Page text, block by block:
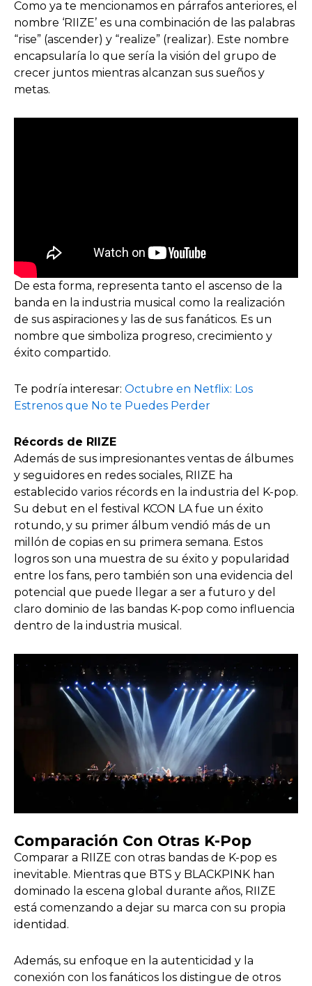
Como ya te mencionamos en párrafos anteriores, el
nombre ‘RIIZE’ es una combinación de las palabras
“rise” (ascender) y “realize” (realizar). Este nombre
encapsularía lo que sería la visión del grupo de
crecer juntos mientras alcanzan sus sueños y
metas.
De esta forma, representa tanto el ascenso de la
banda en la industria musical como la realización
de sus aspiraciones y las de sus fanáticos. Es un
nombre que simboliza progreso, crecimiento y
éxito compartido.
Te podría interesar: Octubre en Netflix: Los
Estrenos que No te Puedes Perder
Récords de RIIZE
Además de sus impresionantes ventas de álbumes
y seguidores en redes sociales, RIIZE ha
establecido varios récords en la industria del K-pop.
Su debut en el festival KCON LA fue un éxito
rotundo, y su primer álbum vendió más de un
millón de copias en su primera semana. Estos
logros son una muestra de su éxito y popularidad
entre los fans, pero también son una evidencia del
potencial que puede llegar a ser a futuro y del
claro dominio de las bandas K-pop como influencia
dentro de la industria musical.
Comparación Con Otras K-Pop
Comparar a RIIZE con otras bandas de K-pop es
inevitable. Mientras que BTS y BLACKPINK han
dominado la escena global durante años, RIIZE
está comenzando a dejar su marca con su propia
identidad.
Además, su enfoque en la autenticidad y la
conexión con los fanáticos los distingue de otros